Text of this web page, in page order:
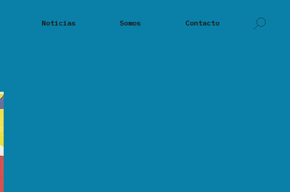
Noticias Somos Contacto